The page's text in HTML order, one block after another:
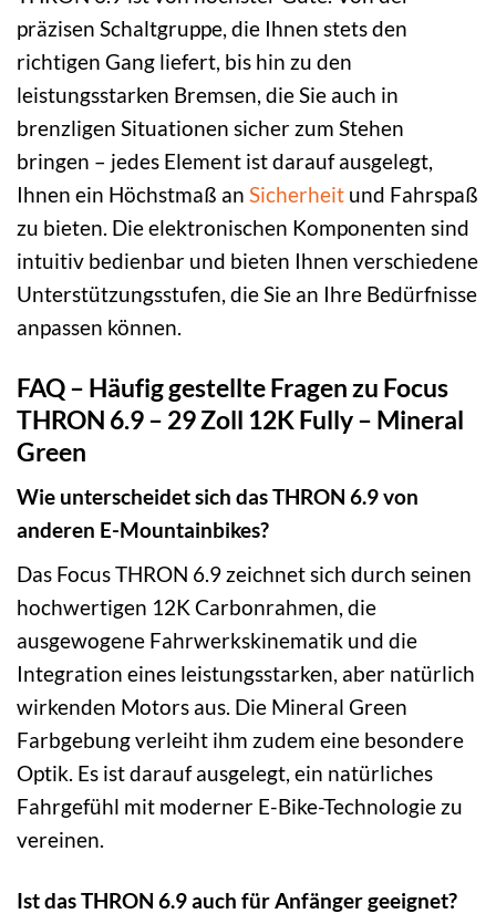
präzisen Schaltgruppe, die Ihnen stets den
richtigen Gang liefert, bis hin zu den
leistungsstarken Bremsen, die Sie auch in
brenzligen Situationen sicher zum Stehen
bringen – jedes Element ist darauf ausgelegt,
Ihnen ein Höchstmaß an Sicherheit und Fahrspaß
zu bieten. Die elektronischen Komponenten sind
intuitiv bedienbar und bieten Ihnen verschiedene
Unterstützungsstufen, die Sie an Ihre Bedürfnisse
anpassen können.
FAQ – Häufig gestellte Fragen zu Focus
THRON 6.9 – 29 Zoll 12K Fully – Mineral
Green
Wie unterscheidet sich das THRON 6.9 von
anderen E-Mountainbikes?
Das Focus THRON 6.9 zeichnet sich durch seinen
hochwertigen 12K Carbonrahmen, die
ausgewogene Fahrwerkskinematik und die
Integration eines leistungsstarken, aber natürlich
wirkenden Motors aus. Die Mineral Green
Farbgebung verleiht ihm zudem eine besondere
Optik. Es ist darauf ausgelegt, ein natürliches
Fahrgefühl mit moderner E-Bike-Technologie zu
vereinen.
Ist das THRON 6.9 auch für Anfänger geeignet?